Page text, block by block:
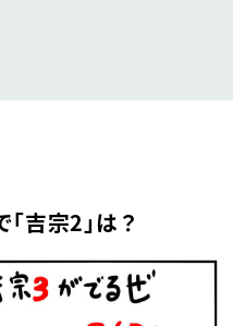
吉宗2」は？